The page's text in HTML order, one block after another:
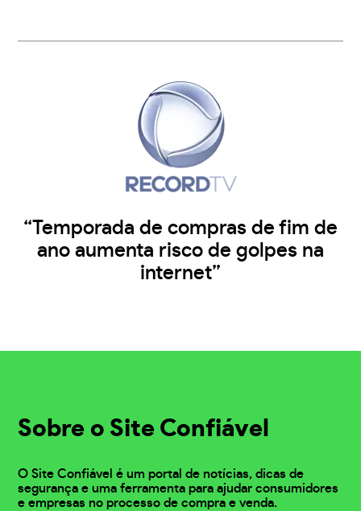
“Temporada de compras de fim de
ano aumenta risco de golpes na
internet”
Sobre o Site Confiável
O Site Confiável é um portal de notícias, dicas de
segurança e uma ferramenta para ajudar consumidores
e empresas no processo de compra e venda.